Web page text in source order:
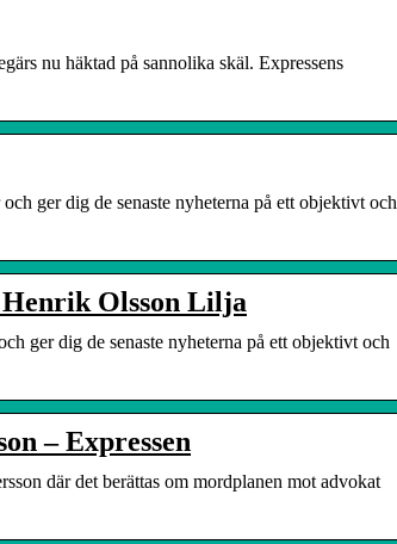
nu häktad på sannolika skäl. Expressens
ger dig de senaste nyheterna på ett objektivt och
Olsson Lilja
ger dig de senaste nyheterna på ett objektivt och
– Expressen
där det berättas om mordplanen mot advokat